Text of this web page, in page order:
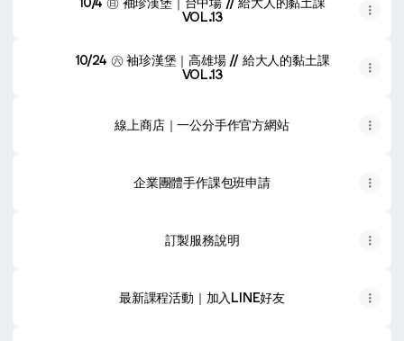
VOL.13
10/24 ㊅ 袖珍漢堡｜高雄場 // 給大人的黏土課
VOL.13
線上商店｜一公分手作官方網站
企業團體手作課包班申請
訂製服務說明
最新課程活動｜加入LINE好友